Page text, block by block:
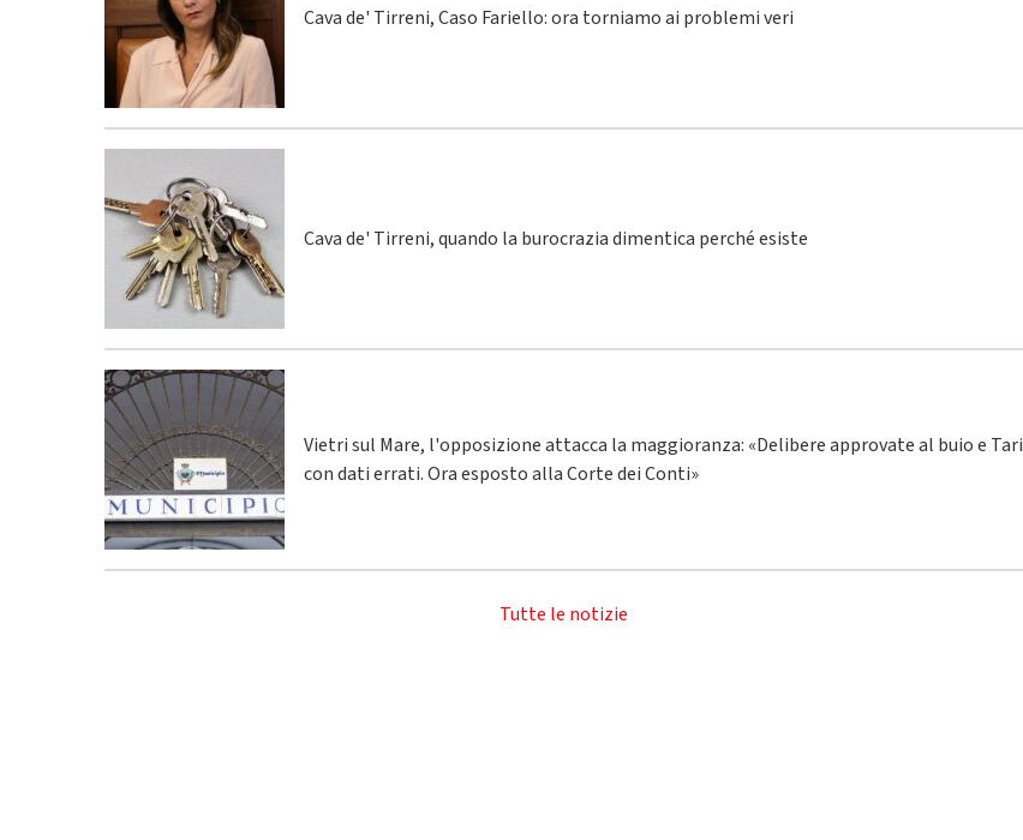
Cava de' Tirreni, Caso Fariello: ora torniamo ai problemi veri
Cava de' Tirreni, quando la burocrazia dimentica perché esiste
Vietri sul Mare, l'opposizione attacca la maggioranza: «Delibere approvate al buio e Tari
con dati errati. Ora esposto alla Corte dei Conti»
Tutte le notizie